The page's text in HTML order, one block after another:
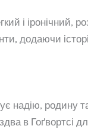
і іронічний,
додаючи
надію, родину та
в Гоґвортсі